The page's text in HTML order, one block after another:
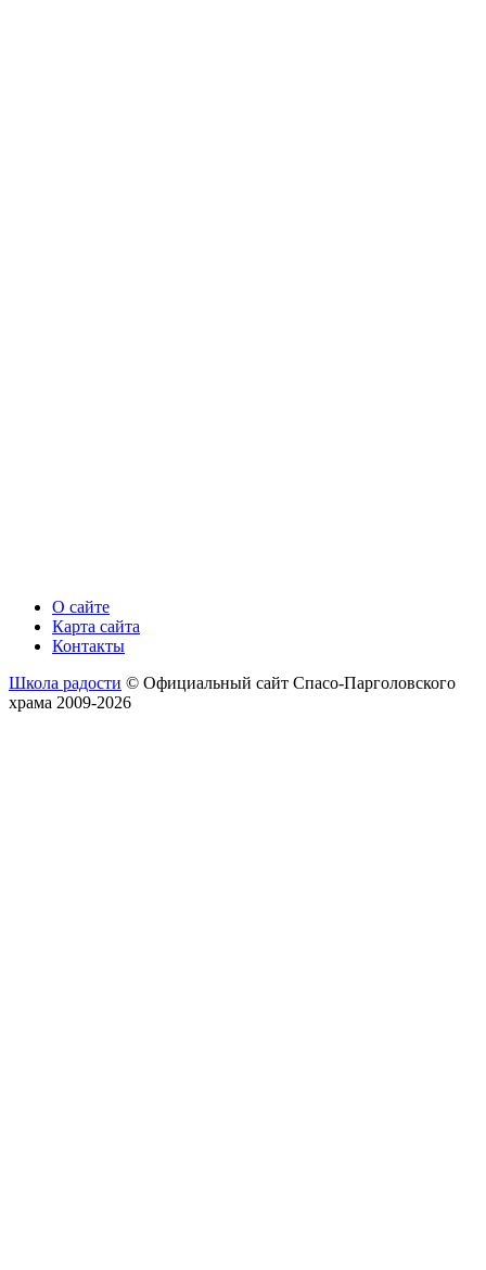
О сайте
Карта сайта
Контакты
Школа радости © Официальный сайт Спасо-Парголовского
храма 2009-2026